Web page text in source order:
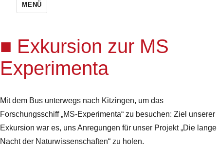
MENÜ
Exkursion zur MS
Experimenta
Mit dem Bus unterwegs nach Kitzingen, um das
Forschungsschiff „MS-Experimenta“ zu besuchen: Ziel unserer
Exkursion war es, uns Anregungen für unser Projekt „Die lange
Nacht der Naturwissenschaften“ zu holen.